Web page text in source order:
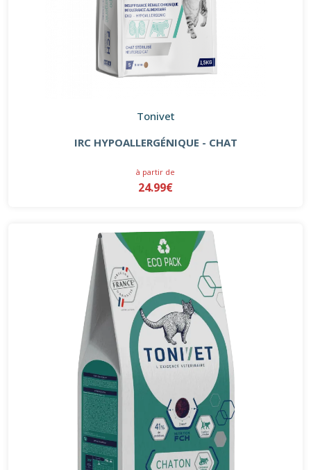
Tonivet
IRC HYPOALLERGÉNIQUE - CHAT
à partir de
24.99€